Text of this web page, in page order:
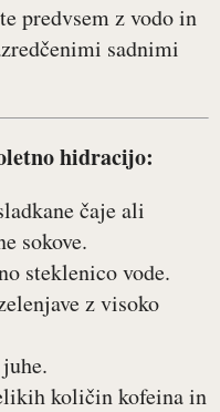
predvsem z vodo in
sadnimi
hidracijo:
čaje ali
sokove.
steklenico vode.
z visoko
količin kofeina in